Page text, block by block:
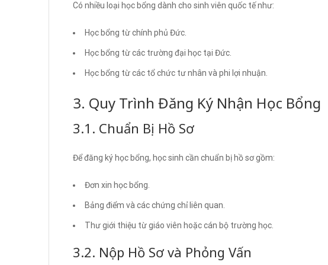
Có nhiều loại học bổng dành cho sinh viên quốc tế như:
Học bổng từ chính phủ Đức.
Học bổng từ các trường đại học tại Đức.
Học bổng từ các tổ chức tư nhân và phi lợi nhuận.
3. Quy Trình Đăng Ký Nhận Học Bổng
3.1. Chuẩn Bị Hồ Sơ
Để đăng ký học bổng, học sinh cần chuẩn bị hồ sơ gồm:
Đơn xin học bổng.
Bảng điểm và các chứng chỉ liên quan.
Thư giới thiệu từ giáo viên hoặc cán bộ trường học.
3.2. Nộp Hồ Sơ và Phỏng Vấn